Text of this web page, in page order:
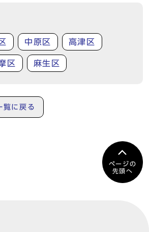
中原区 高津区
区 麻生区
覧に戻る
ページの
先頭へ